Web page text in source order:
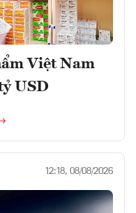
Việt Nam
USD
12:18, 08/08/2026